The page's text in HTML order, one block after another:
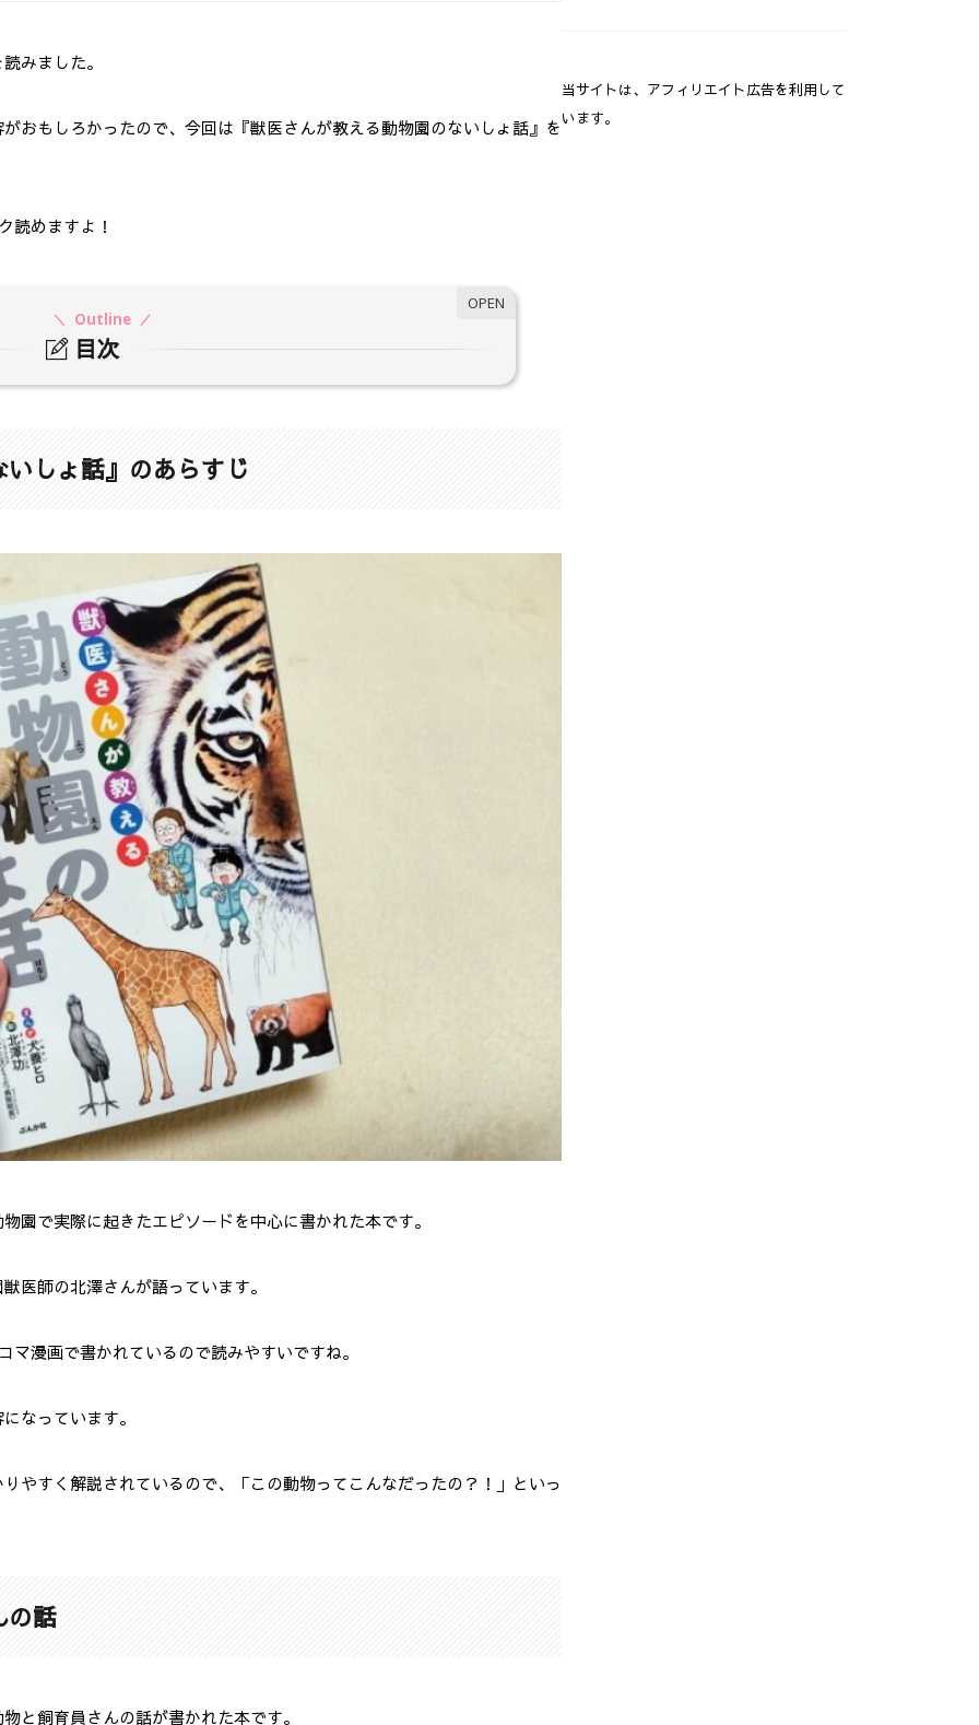
みました。
おもしろかったので、今回は『獣医さんが教える動物園のないしょ話』を
読めますよ！
目次
Outline
話』のあらすじ
話』を読んだ感想
一緒
しょ話』のあらすじ
園で実際に起きたエピソードを中心に書かれた本です。
医師の北澤さんが語っています。
漫画で書かれているので読みやすいですね。
なっています。
やすく解説されているので、「この動物ってこんなだったの？！」といっ
の話
と飼育員さんの話が書かれた本です。
当サイトは、アフィリエイト広告を利用して
います。